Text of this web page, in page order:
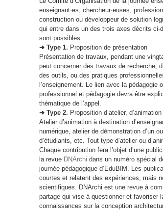
enseignant·es, chercheur·euses,
construction ou développeur de solution
qui entre dans un des trois axes décrits
sont possibles :
➜ Type 1. Proposition de présentation
Présentation de travaux, pendant une
peut concerner des travaux de recherche,
des outils, ou des pratiques
l’enseignement. Le lien avec la pédagogie
professionnel et pédagogie devra être
thématique de l’appel.
➜ Type 2. Proposition d’atelier,
Atelier d’animation à destination
numérique, atelier de démonstration d’un
d’étudiants, etc. Tout type d’atelier ou
Chaque contribution fera l’objet d’une
la revue DNArchi dans un numéro spécial
journée pédagogique d’EduBIM. Les
courtes et relatent des expériences, mais
scientifiques. DNArchi est une revue à
partage qui vise à questionner et favoriser
connaissances sur la conception